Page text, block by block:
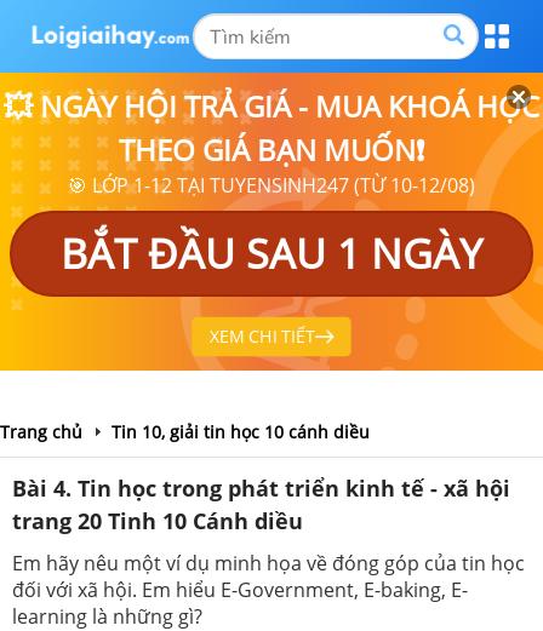
💥 NGÀY HỘI TRẢ GIÁ - MUA KHOÁ HỌC
THEO GIÁ BẠN MUỐN❗
🎯 LỚP 1-12 TẠI TUYENSINH247 (TỪ 10-12/08)
BẮT ĐẦU SAU 1 NGÀY
XEM CHI TIẾT
Trang chủ Tin 10, giải tin học 10 cánh diều
Bài 4. Tin học trong phát triển kinh tế - xã hội
trang 20 Tinh 10 Cánh diều
Em hãy nêu một ví dụ minh họa về đóng góp của tin học
đối với xã hội. Em hiểu E-Government, E-baking, E-
learning là những gì?